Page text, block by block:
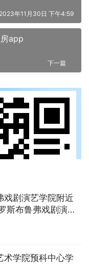
2023年11月30日 下午4:59
app
下一篇
戏剧演艺学院附近
斯布鲁弗戏剧演艺
术学院预科中心学